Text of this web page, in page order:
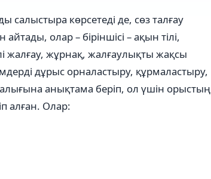
салыстыра көрсетеді де, сөз талғау
олар – біріншісі – ақын тілі,
жалғау, жұрнақ, жалғаулықты жақсы
дұрыс орналастыру, құрмаластыру,
анықтама беріп, ол үшін орыстың
алған. Олар: